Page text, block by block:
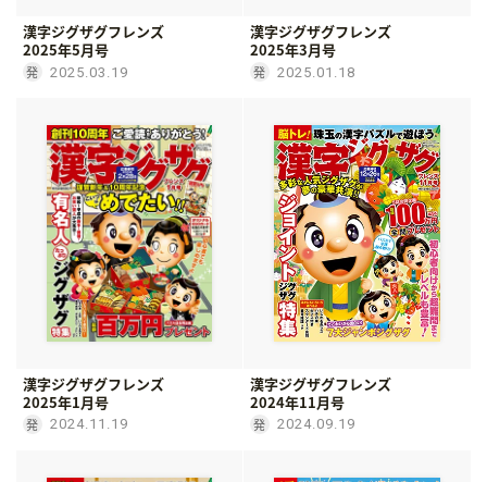
漢字ジグザグフレンズ
2025年5月号
2025.03.19
漢字ジグザグフレンズ
2025年3月号
2025.01.18
漢字ジグザグフレンズ
2025年1月号
2024.11.19
漢字ジグザグフレンズ
2024年11月号
2024.09.19